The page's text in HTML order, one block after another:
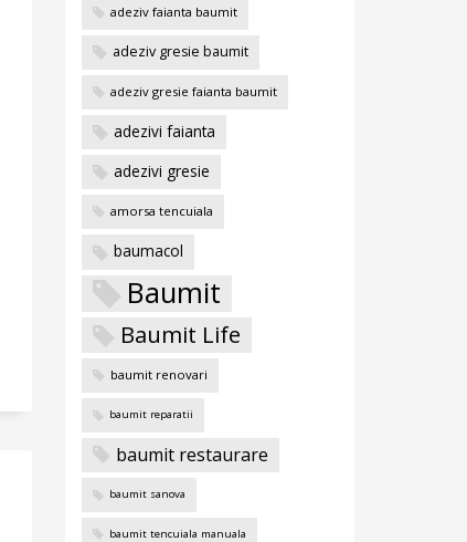
adeziv faianta baumit
adeziv gresie baumit
adeziv gresie faianta baumit
adezivi faianta
adezivi gresie
amorsa tencuiala
baumacol
Baumit
Baumit Life
baumit renovari
baumit reparatii
baumit restaurare
baumit sanova
baumit tencuiala manuala